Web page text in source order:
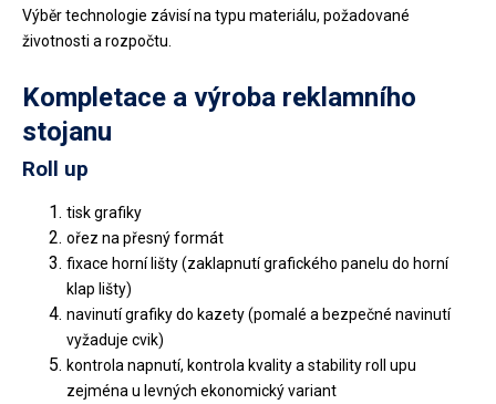
Výběr technologie závisí na typu materiálu, požadované
životnosti a rozpočtu.
Kompletace a výroba reklamního
stojanu
Roll up
tisk grafiky
ořez na přesný formát
fixace horní lišty (zaklapnutí grafického panelu do horní
klap lišty)
navinutí grafiky do kazety (pomalé a bezpečné navinutí
vyžaduje cvik)
kontrola napnutí, kontrola kvality a stability roll upu
zejména u levných ekonomický variant